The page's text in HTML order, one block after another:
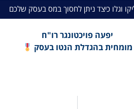
וגלו כיצד ניתן לחסוך במס בעסק שלכם
יפעה פויכטונגר רו"ח
מומחית בהגדלת הנטו בעסק